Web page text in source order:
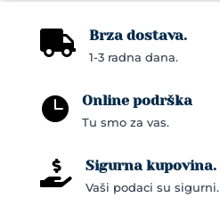
 Brza dostava.
1-3 radna dana.
 Online podrška
Tu smo za vas.
 Sigurna kupovina.
Vaši podaci su sigurni.